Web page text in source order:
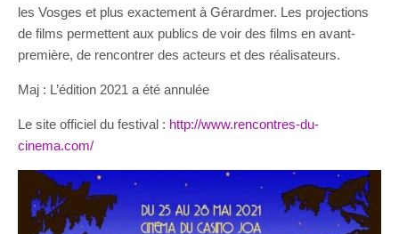
les Vosges et plus exactement à Gérardmer. Les projections
de films permettent aux publics de voir des films en avant-
première, de rencontrer des acteurs et des réalisateurs.
Maj : L’édition 2021 a été annulée
Le site officiel du festival : http://www.rencontres-du-
cinema.com/